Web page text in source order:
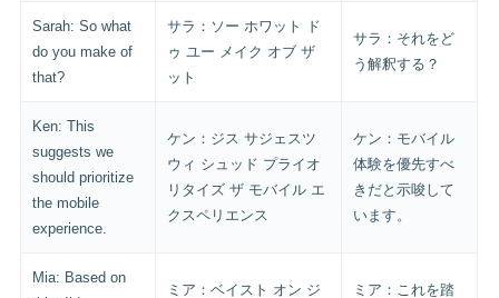
Sarah: So what
do you make of
that?
サラ：ソー ホワット ド
ゥ ユー メイク オブ ザ
ット
サラ：それをど
う解釈する？
Ken: This
suggests we
should prioritize
the mobile
experience.
ケン：ジス サジェスツ
ウィ シュッド プライオ
リタイズ ザ モバイル エ
クスペリエンス
ケン：モバイル
体験を優先すべ
きだと示唆して
います。
Mia: Based on
ミア：ベイスト オン ジ
ミア：これを踏